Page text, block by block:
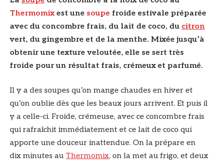
Thermomix est une soupe froide estivale préparée
avec du concombre frais, du lait de coco, du citron
vert, du gingembre et de la menthe. Mixée jusqu’à
obtenir une texture veloutée, elle se sert très
froide pour un résultat frais, crémeux et parfumé.
Il y a des soupes qu’on mange chaudes en hiver et
qu’on oublie dès que les beaux jours arrivent. Et puis il
y a celle-ci. Froide, crémeuse, avec ce concombre frais
qui rafraîchit immédiatement et ce lait de coco qui
apporte une douceur inattendue. On la prépare en
dix minutes au Thermomix, on la met au frigo, et deux